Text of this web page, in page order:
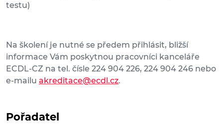
testu)
Na školení je nutné se předem přihlásit, bližší
informace Vám poskytnou pracovníci kanceláře
ECDL-CZ na tel. čísle 224 904 226, 224 904 246 nebo
e-mailu akreditace@ecdl.cz.
Pořadatel